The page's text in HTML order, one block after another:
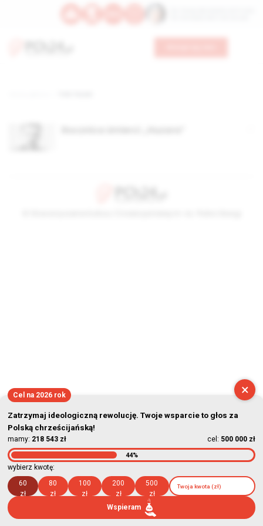
×
Cel na 2026 rok
Zatrzymaj ideologiczną rewolucję. Twoje wsparcie to głos za
Polską chrześcijańską!
mamy: 218 543 zł cel: 500 000 zł
44%
wybierz kwotę:
60
zł
80
zł
100
zł
200
zł
500
zł
Wspieram